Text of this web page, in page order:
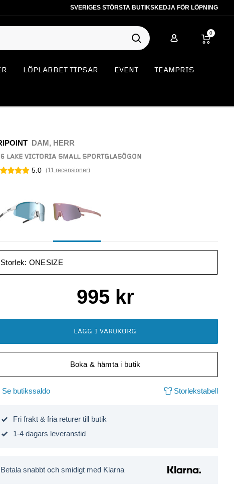
SVERIGES STÖRSTA BUTIKSKEDJA FÖR LÖPNING
0
LÖPLABBET TIPSAR EVENT TEAMPRIS
DAM, HERR
LAKE VICTORIA SMALL SPORTGLASÖGON
5.0 (11 recensioner)
Storlek: ONESIZE
995kr
LÄGG I VARUKORG
Boka & hämta i butik
Se butikssaldo Storlekstabell
Fri frakt & fria returer till butik
1-4 dagars leveranstid
Betala snabbt och smidigt med Klarna